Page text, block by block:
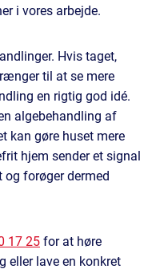
i vores arbejde.
Hvis taget,
til at se mere
en rigtig god idé.
algebehandling af
kan gøre huset mere
hjem sender et signal
og forøger dermed
17 25 for at høre
eller lave en konkret